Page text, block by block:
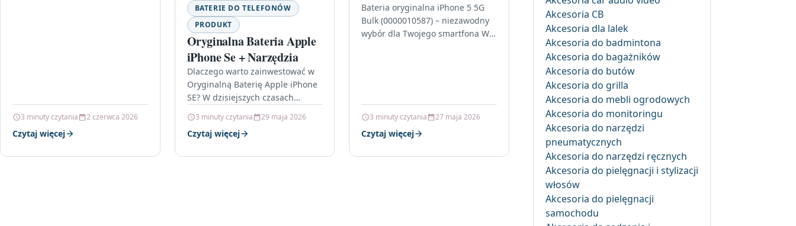
3 minuty czytania 2 czerwca 2026
Czytaj więcej
BATERIE DO TELEFONÓW
PRODUKT
Oryginalna Bateria Apple
iPhone Se + Narzędzia
Dlaczego warto zainwestować w
Oryginalną Baterię Apple iPhone
SE? W dzisiejszych czasach
elementem naszego życia. W
szczególności modele marki
3 minuty czytania 29 maja 2026
Czytaj więcej
Bateria oryginalna iPhone 5 5G
Bulk (0000010587) – niezawodny
wybór dla Twojego smartfona W
3 minuty czytania 27 maja 2026
Czytaj więcej
Akcesoria CB
Akcesoria dla lalek
Akcesoria do badmintona
Akcesoria do bagażników
Akcesoria do butów
Akcesoria do grilla
Akcesoria do mebli ogrodowych
Akcesoria do monitoringu
Akcesoria do narzędzi
pneumatycznych
Akcesoria do narzędzi ręcznych
Akcesoria do pielęgnacji i stylizacji
włosów
Akcesoria do pielęgnacji
samochodu